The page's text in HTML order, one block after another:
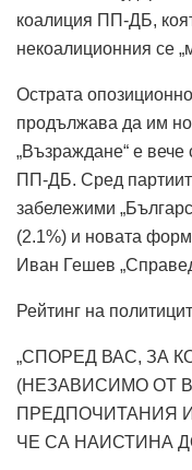
коалиция ПП-ДБ,
некоалиционния се
Острата
продължава да им
„Възраждане“ е
ПП-ДБ. Сред
забележими
(2.1%) и новата
Иван Гешев
Рейтинг на
„СПОРЕД ВАС, ЗА
(НЕЗАВИСИМО ОТ
ПРЕДПОЧИТАНИЯ
ЧЕ СА НАИСТИНА